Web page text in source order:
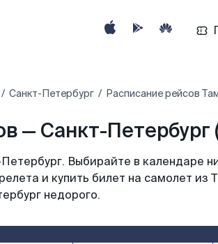
Санкт-Петербург Расписание рейсов
— Санкт-Петербург
Выбирайте в календаре
и купить билет на самолет из
недорого.